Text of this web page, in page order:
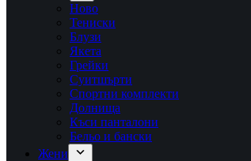
Ново
Тениски
Блузи
Якета
Грейки
Суитшърти
Спортни комплекти
Долнища
Къси панталони
Бельо и бански
Жени